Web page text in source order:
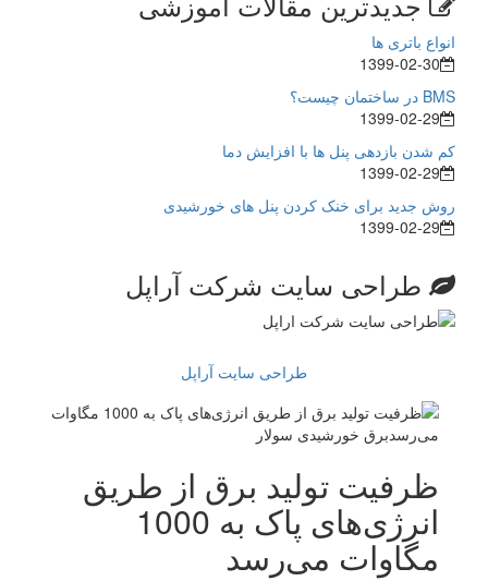
انواع باتری ها
1399-02-30
BMS در ساختمان چیست؟
1399-02-29
کم شدن بازدهی پنل ها با افزایش دما
1399-02-29
روش جدید برای خنک کردن پنل های خورشیدی
1399-02-29
طراحی سایت شرکت آراپل
طراحی سایت آراپل
ظرفیت تولید برق از طریق
انرژی‌های پاک به 1000
مگاوات می‌رسد